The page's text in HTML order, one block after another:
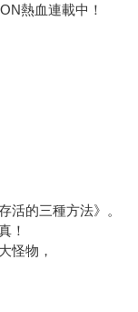
熱血連載中！
活的三種方法》。
！
怪物，